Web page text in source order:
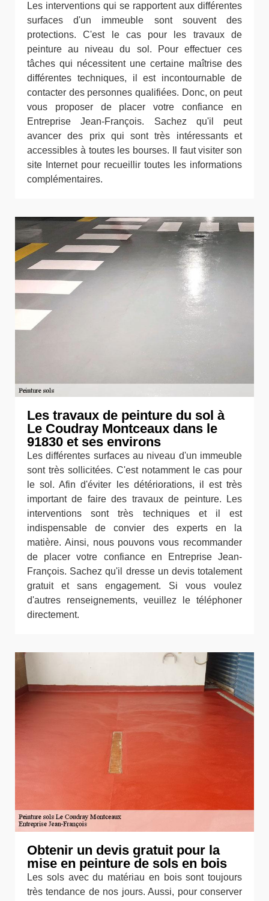
Les interventions qui se rapportent aux différentes
surfaces d'un immeuble sont souvent des
protections. C'est le cas pour les travaux de
peinture au niveau du sol. Pour effectuer ces
tâches qui nécessitent une certaine maîtrise des
différentes techniques, il est incontournable de
contacter des personnes qualifiées. Donc, on peut
vous proposer de placer votre confiance en
Entreprise Jean-François. Sachez qu'il peut
avancer des prix qui sont très intéressants et
accessibles à toutes les bourses. Il faut visiter son
site Internet pour recueillir toutes les informations
complémentaires.
Les travaux de peinture du sol à
Le Coudray Montceaux dans le
91830 et ses environs
Les différentes surfaces au niveau d'un immeuble
sont très sollicitées. C'est notamment le cas pour
le sol. Afin d'éviter les détériorations, il est très
important de faire des travaux de peinture. Les
interventions sont très techniques et il est
indispensable de convier des experts en la
matière. Ainsi, nous pouvons vous recommander
de placer votre confiance en Entreprise Jean-
François. Sachez qu'il dresse un devis totalement
gratuit et sans engagement. Si vous voulez
d'autres renseignements, veuillez le téléphoner
directement.
Obtenir un devis gratuit pour la
mise en peinture de sols en bois
Les sols avec du matériau en bois sont toujours
très tendance de nos jours. Aussi, pour conserver